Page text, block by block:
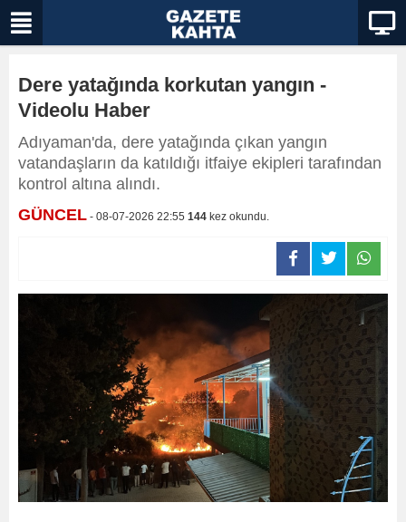
Dere yatağında korkutan yangın -
Videolu Haber
Adıyaman'da, dere yatağında çıkan yangın
vatandaşların da katıldığı itfaiye ekipleri tarafından
kontrol altına alındı.
GÜNCEL - 08-07-2026 22:55 144 kez okundu.